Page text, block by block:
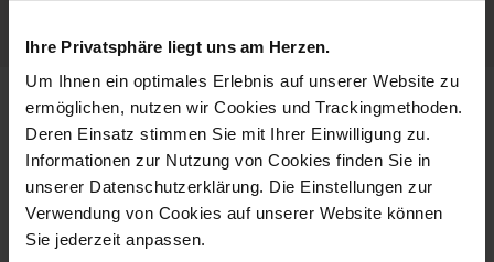
Ihre Privatsphäre liegt uns am Herzen.
Um Ihnen ein optimales Erlebnis auf unserer Website zu
ermöglichen, nutzen wir Cookies und Trackingmethoden.
Deren Einsatz stimmen Sie mit Ihrer Einwilligung zu.
Informationen zur Nutzung von Cookies finden Sie in
unserer Datenschutzerklärung. Die Einstellungen zur
Verwendung von Cookies auf unserer Website können
Sie jederzeit anpassen.
more products from the waves
relief forest flora collection